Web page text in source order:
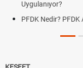
Uygulanıyor?
PFDK Nedir? PFDK